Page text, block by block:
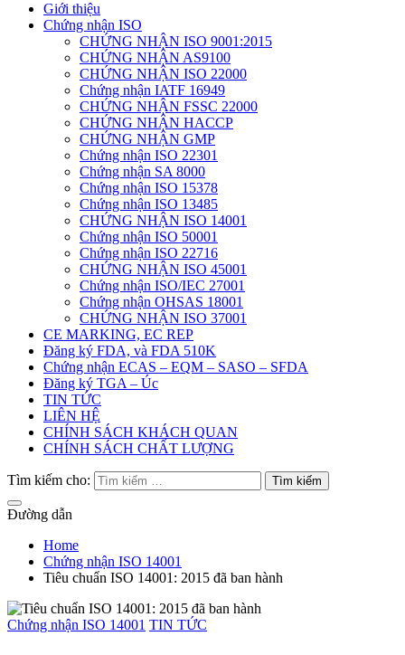
Giới thiệu
Chứng nhận ISO
CHỨNG NHẬN ISO 9001:2015
CHỨNG NHẬN AS9100
CHỨNG NHẬN ISO 22000
Chứng nhận IATF 16949
CHỨNG NHẬN FSSC 22000
CHỨNG NHẬN HACCP
CHỨNG NHẬN GMP
Chứng nhận ISO 22301
Chứng nhận SA 8000
Chứng nhận ISO 15378
Chứng nhận ISO 13485
CHỨNG NHẬN ISO 14001
Chứng nhận ISO 50001
Chứng nhận ISO 22716
CHỨNG NHẬN ISO 45001
Chứng nhận ISO/IEC 27001
Chứng nhận OHSAS 18001
CHỨNG NHẬN ISO 37001
CE MARKING, EC REP
Đăng ký FDA, và FDA 510K
Chứng nhận ECAS – EQM – SASO – SFDA
Đăng ký TGA – Úc
TIN TỨC
LIÊN HỆ
CHÍNH SÁCH KHÁCH QUAN
CHÍNH SÁCH CHẤT LƯỢNG
Tìm kiếm cho:
Đường dẫn
Home
Chứng nhận ISO 14001
Tiêu chuẩn ISO 14001: 2015 đã ban hành
Chứng nhận ISO 14001 TIN TỨC